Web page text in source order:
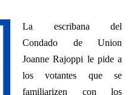
ra
to
r
La escribana del
Condado de Union
Joanne Rajoppi le pide a
los votantes que se
familiarizen con los